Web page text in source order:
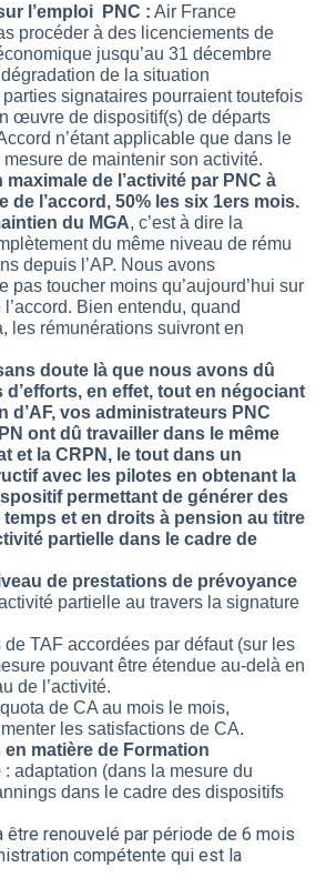
l’emploi PNC : Air France
procéder à des licenciements de
jusqu’au 31 décembre
de la situation
signataires pourraient toutefois
œuvre de dispositif(s) de départs
n’étant applicable que dans le
de maintenir son activité.
de l’activité par PNC à
de l’accord, 50% les six 1ers mois.
du MGA, c’est à dire la
du même niveau de rému
depuis l’AP. Nous avons
pas toucher moins qu’aujourd’hui sur
Bien entendu, quand
les rémunérations suivront en
doute là que nous avons dû
en effet, tout en négociant
d’AF, vos administrateurs PNC
ont dû travailler dans le même
et la CRPN, le tout dans un
avec les pilotes en obtenant la
permettant de générer des
et en droits à pension au titre
partielle dans le cadre de
de prestations de prévoyance
partielle au travers la signature
de TAF accordées par défaut (sur les
pouvant être étendue au-delà en
de l’activité.
de CA au mois le mois,
les satisfactions de CA.
matière de Formation
: adaptation (dans la mesure du
dans le cadre des dispositifs
être renouvelé par période de 6 mois
compétente qui est la